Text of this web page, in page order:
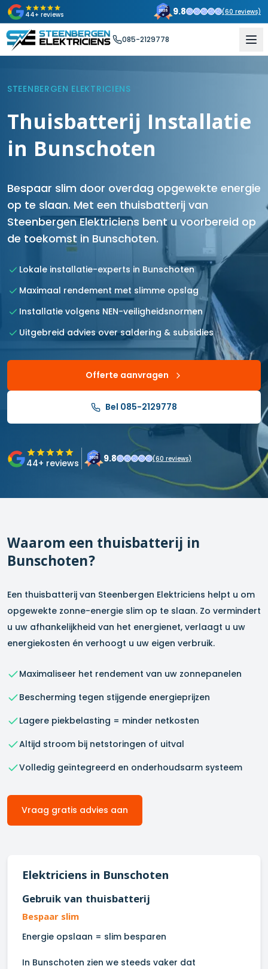
44+ reviews 9.8 (60 reviews)
085-2129778
STEENBERGEN ELEKTRICIENS
Thuisbatterij Installatie
in Bunschoten
Bespaar slim door overdag opgewekte energie
op te slaan. Met een thuisbatterij van
Steenbergen Elektriciens bent u voorbereid op
de toekomst in Bunschoten.
Lokale installatie-experts in Bunschoten
Maximaal rendement met slimme opslag
Installatie volgens NEN-veiligheidsnormen
Uitgebreid advies over saldering & subsidies
Offerte aanvragen
Bel 085-2129778
44+ reviews 9.8 (60 reviews)
Waarom een thuisbatterij in
Bunschoten?
Een thuisbatterij van Steenbergen Elektriciens helpt u om
opgewekte zonne-energie slim op te slaan. Zo vermindert
u uw afhankelijkheid van het energienet, verlaagt u uw
energiekosten én verhoogt u uw eigen verbruik.
Maximaliseer het rendement van uw zonnepanelen
Bescherming tegen stijgende energieprijzen
Lagere piekbelasting = minder netkosten
Altijd stroom bij netstoringen of uitval
Volledig geïntegreerd en onderhoudsarm systeem
Vraag gratis advies aan
Elektriciens in Bunschoten
Gebruik van thuisbatterij
Bespaar slim
Energie opslaan = slim besparen
In Bunschoten zien we steeds vaker dat